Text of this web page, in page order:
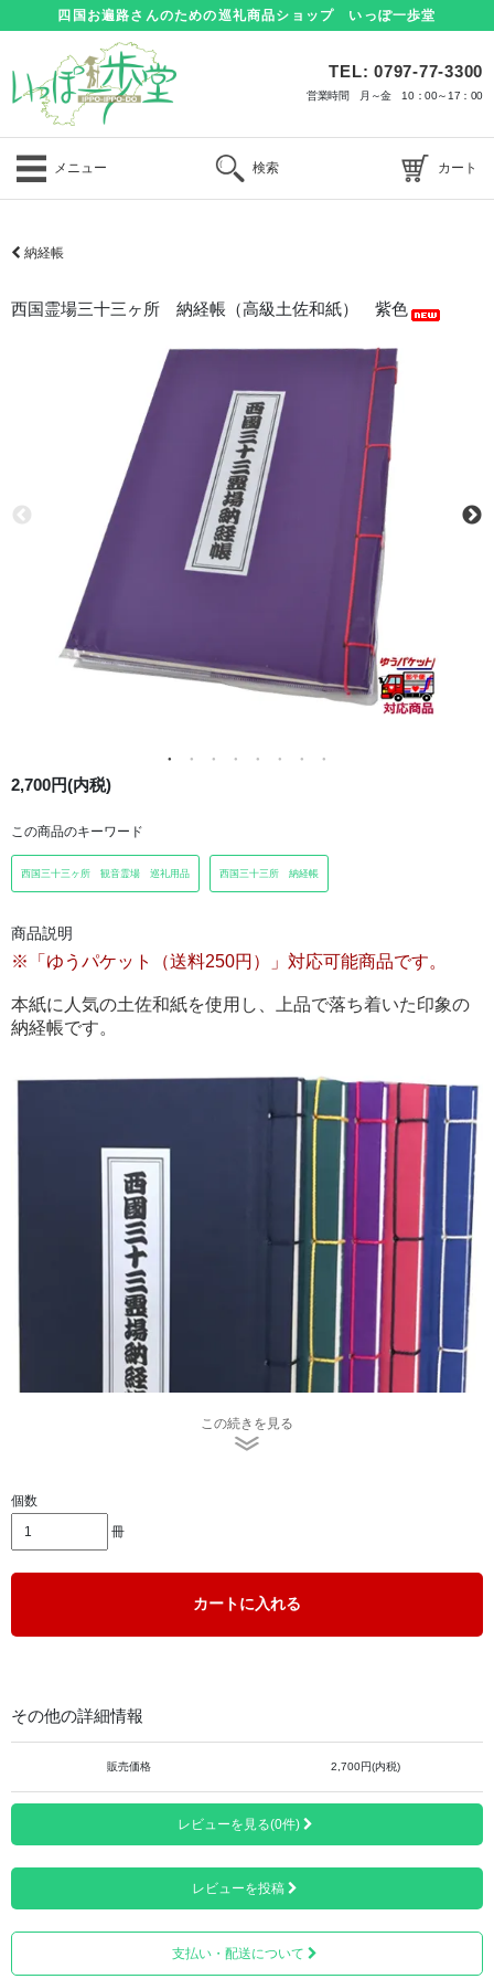
四国お遍路さんのための巡礼商品ショップ いっぽ一歩堂
TEL: 0797-77-3300
営業時間 月～金 10：00～17：00
メニュー 検索 カート
納経帳
西国霊場三十三ヶ所 納経帳（高級土佐和紙） 紫色
2,700円(内税)
この商品のキーワード
西国三十三ヶ所 観音霊場 巡礼用品 西国三十三所 納経帳
商品説明
※「ゆうパケット（送料250円）」対応可能商品です。
本紙に人気の土佐和紙を使用し、上品で落ち着いた印象の
納経帳です。
全国1級河川水質第一位にも選ばれた日本一の清流「仁淀
ます。
1ページ目に観音様が描かれております。
この続きを見る
個数
冊
カートに入れる
その他の詳細情報
販売価格 2,700円(内税)
レビューを見る(0件)
レビューを投稿
支払い・配送について